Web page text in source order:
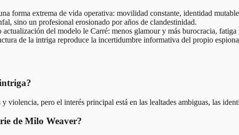
forma extrema de vida operativa: movilidad constante, identidad
sino un profesional erosionado por años de clandestinidad.
actualización del modelo le Carré: menos glamour y más burocracia,
de la intriga reproduce la incertidumbre informativa del propio
violencia, pero el interés principal está en las lealtades ambiguas, las
de Milo Weaver?